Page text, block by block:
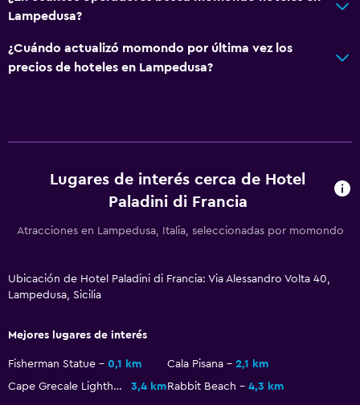
Habitaciones para no fumadores disponibles
TV de pantalla plana
Enchufe cerca de la cama
Lampedusa?
¿Cuándo actualizó momondo por última vez los
precios de hoteles en Lampedusa?
Lugares de interés cerca de Hotel
Paladini di Francia
Atracciones en Lampedusa, Italia, seleccionadas por momondo
Ubicación de Hotel Paladini di Francia: Via Alessandro Volta 40,
Lampedusa, Sicilia
Mejores lugares de interés
Fisherman Statue 0,1 km Cala Pisana
2,1 km
Cape Grecale Lighthouse
3,4 kmRabbit Beach 4,3 km